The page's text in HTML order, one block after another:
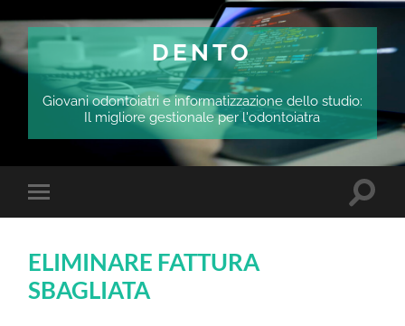
DENTO
Giovani odontoiatri e informatizzazione dello studio:
Il migliore gestionale per l'odontoiatra
Attiva/disattiva
il
dispositivi
mobili
ELIMINARE FATTURA
SBAGLIATA